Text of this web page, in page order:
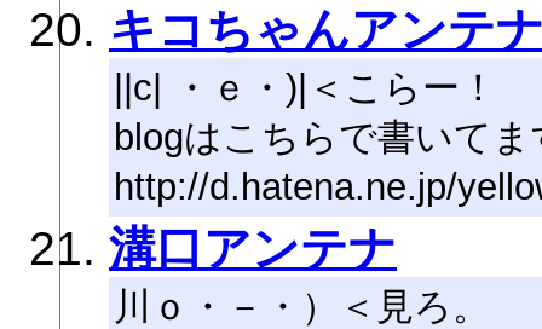
キコちゃんアンテ
||c| ・ｅ・)|＜こらー！
blogはこちらで書いてま
http://d.hatena.ne.jp/
溝口アンテナ
川ｏ・－・）＜見ろ。